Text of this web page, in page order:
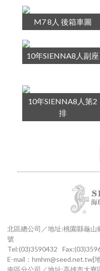
M7 8人 後箱車圖
10年SIENNA8人副座
10年SIENNA8人第2
排
北區總公司／地址:桃園縣龜山
號
Tel:(03)3590432
E-mail： hmhm@seed.net.tw[